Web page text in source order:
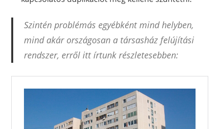
Szintén problémás egyébként mind helyben,
mind akár országosan a társasház felújítási
rendszer, erről itt írtunk részletesebben: